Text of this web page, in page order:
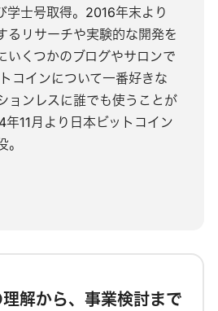
学士号取得。2016年末より
るリサーチや実験的な開発を
いくつかのブログやサロンで
コインについて一番好きな
ョンレスに誰でも使うことが
11月より日本ビットコイン
解から、事業検討まで